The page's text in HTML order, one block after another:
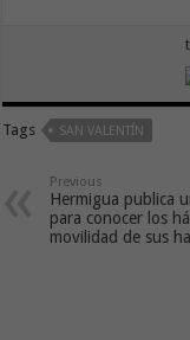
Tags SAN VALENTÍN
Previous
Hermigua publica
para conocer los
movilidad de sus